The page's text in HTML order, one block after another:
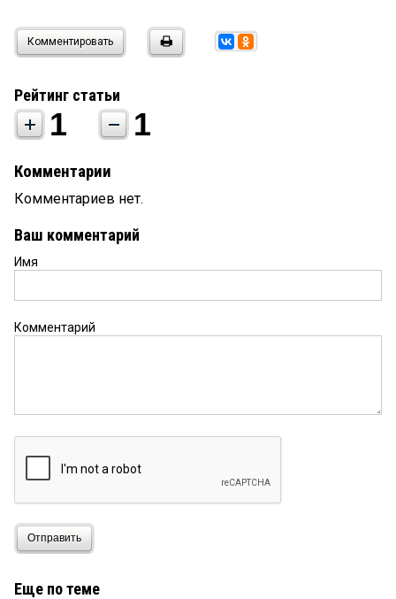
Комментировать
Рейтинг статьи
1 1
Комментарии
Комментариев нет.
Ваш комментарий
Имя
Комментарий
Отправить
Еще по теме